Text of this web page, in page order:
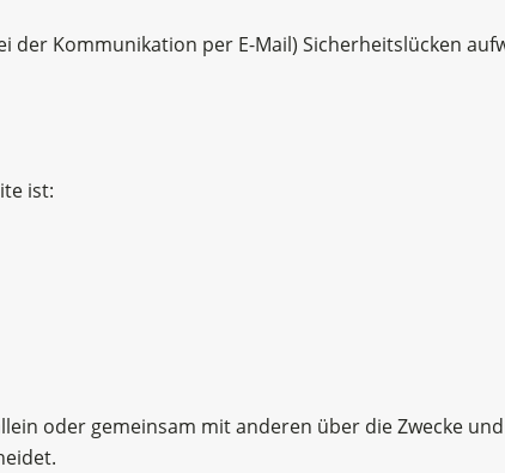
Kommunikation per E-Mail) Sicherheitslücken
ist:
oder gemeinsam mit anderen über die Zwecke